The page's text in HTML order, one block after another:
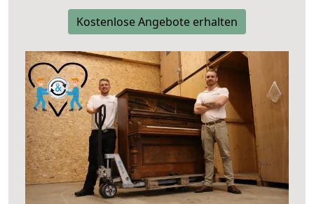
Kostenlose Angebote erhalten